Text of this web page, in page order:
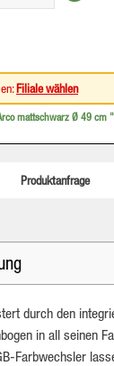
Filiale wählen
mattschwarz Ø 49 cm
Produktanfrage
durch den
in all seinen
Farbwechsler